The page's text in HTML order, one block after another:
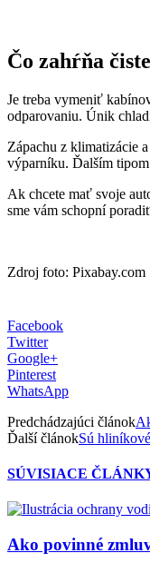
Čo zahŕňa
Je treba vymeniť
odparovaniu. Únik
Zápachu z klimatizácie
výparníku. Ďalším tipom
Ak chcete mať svoje
sme vám schopní
Zdroj foto: Pixabay.com
Facebook
Twitter
Google+
Pinterest
WhatsApp
Predchádzajúci článok
Ďalší článokSú
SÚVISIACE
Ako povinné